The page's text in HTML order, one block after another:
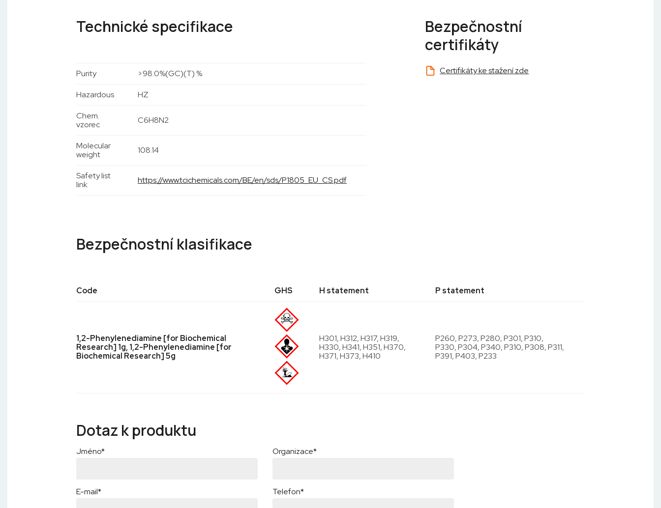
Technické specifikace
Purity >98.0%(GC)(T) %
Hazardous HZ
Chem.
vzorec
C6H8N2
Molecular
weight
108.14
Safety list
link
https://www.tcichemicals.com/BE/en/sds/P1805_EU_CS.pdf
Bezpečnostní
certifikáty
Certifikáty ke stažení zde
Bezpečnostní klasifikace
Code GHS H statement P statement
1,2-Phenylenediamine [for Biochemical
Research] 1g, 1,2-Phenylenediamine [for
Biochemical Research] 5g
H301, H312, H317, H319,
H330, H341, H351, H370,
H371, H373, H410
P260, P273, P280, P301, P310,
P330, P304, P340, P310, P308, P311,
P391, P403, P233
Dotaz k produktu
Jméno* Organizace*
E-mail* Telefon*